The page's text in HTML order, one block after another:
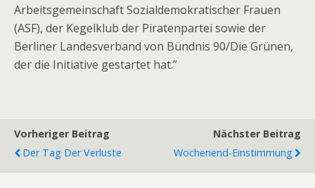
Arbeitsgemeinschaft Sozialdemokratischer Frauen
(ASF), der Kegelklub der Piratenpartei sowie der
Berliner Landesverband von Bündnis 90/Die Grünen,
der die Initiative gestartet hat.”
Vorheriger Beitrag
Der Tag Der Verluste
Nächster Beitrag
Wochenend-Einstimmung